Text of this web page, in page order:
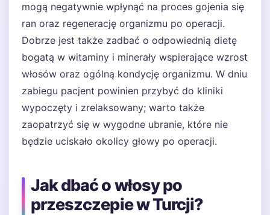
mogą negatywnie wpłynąć na proces gojenia się
ran oraz regenerację organizmu po operacji.
Dobrze jest także zadbać o odpowiednią dietę
bogatą w witaminy i minerały wspierające wzrost
włosów oraz ogólną kondycję organizmu. W dniu
zabiegu pacjent powinien przybyć do kliniki
wypoczęty i zrelaksowany; warto także
zaopatrzyć się w wygodne ubranie, które nie
będzie uciskało okolicy głowy po operacji.
Jak dbać o włosy po
przeszczepie w Turcji?